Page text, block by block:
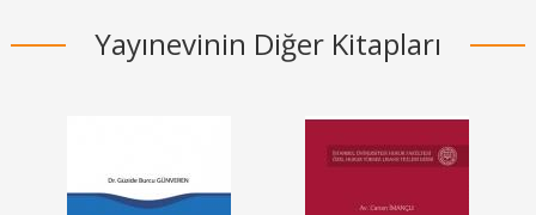
Yayınevinin Diğer Kitapları